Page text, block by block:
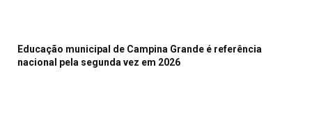
Educação municipal de Campina Grande é referência
nacional pela segunda vez em 2026